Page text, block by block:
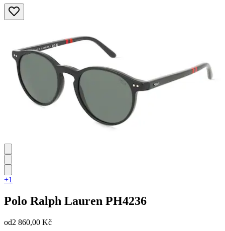
+1
Polo Ralph Lauren PH4236
od2 860,00 Kč